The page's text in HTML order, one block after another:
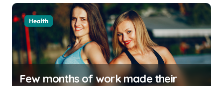
d
e
n
Health
Few months of work made their